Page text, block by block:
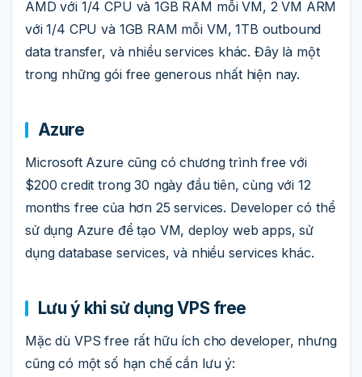
AMD với 1/4 CPU và 1GB RAM mỗi VM, 2 VM ARM
với 1/4 CPU và 1GB RAM mỗi VM, 1TB outbound
data transfer, và nhiều services khác. Đây là một
trong những gói free generous nhất hiện nay.
Azure
Microsoft Azure cũng có chương trình free với
$200 credit trong 30 ngày đầu tiên, cùng với 12
months free của hơn 25 services. Developer có thể
sử dụng Azure để tạo VM, deploy web apps, sử
dụng database services, và nhiều services khác.
Lưu ý khi sử dụng VPS free
Mặc dù VPS free rất hữu ích cho developer, nhưng
cũng có một số hạn chế cần lưu ý: